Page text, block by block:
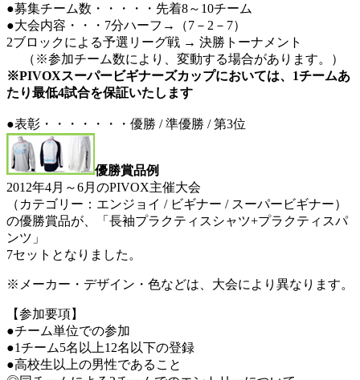
●募集チーム数・・・・・先着8～10チーム
●大会内容・・・7分ハーフ→（7－2－7）
2ブロックによる予選リーグ戦 → 決勝トーナメント
（※参加チーム数により、変動する場合があります。）
※PIVOXスーパービギナーズカップにおいては、1チームあ
たり最低4試合を保証いたします
●表彰・・・・・・・優勝 / 準優勝 / 第3位
優勝賞品例
2012年4月～6月のPIVOX主催大会
（カテゴリー：エンジョイ / ビギナー / スーパービギナー）
の優勝賞品が、「長袖プラクティスシャツ+プラクティスパ
ンツ」
7セットとなりました。
※メーカー・デザイン・色などは、大会により異なります。
【参加要項】
●チーム単位での参加
●1チーム5名以上12名以下の登録
●高校生以上の男性であること